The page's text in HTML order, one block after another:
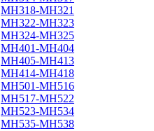
МН318-МН321
МН322-МН323
МН324-МН325
МН401-МН404
МН405-МН413
МН414-МН418
МН501-МН516
МН517-МН522
МН523-МН534
МН535-МН538